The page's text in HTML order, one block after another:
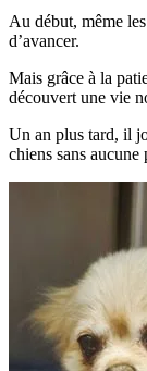
Au début, même
d’avancer.
Mais grâce à la
découvert une vie
Un an plus tard, il
chiens sans aucune